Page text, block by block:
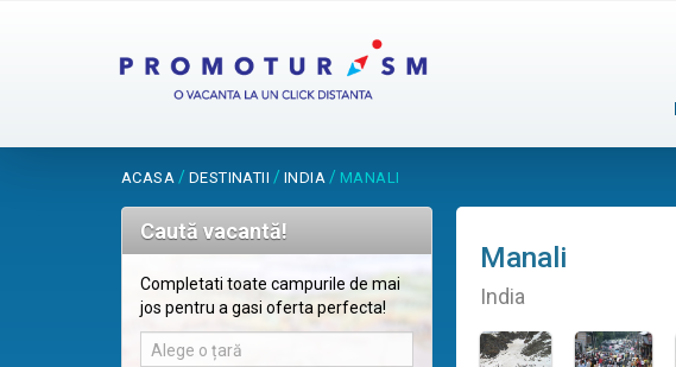
ACASA / DESTINATII / INDIA / MANALI
Caută vacantă!
Completati toate campurile de mai
jos pentru a gasi oferta perfecta!
Alege o țară
Manali
India